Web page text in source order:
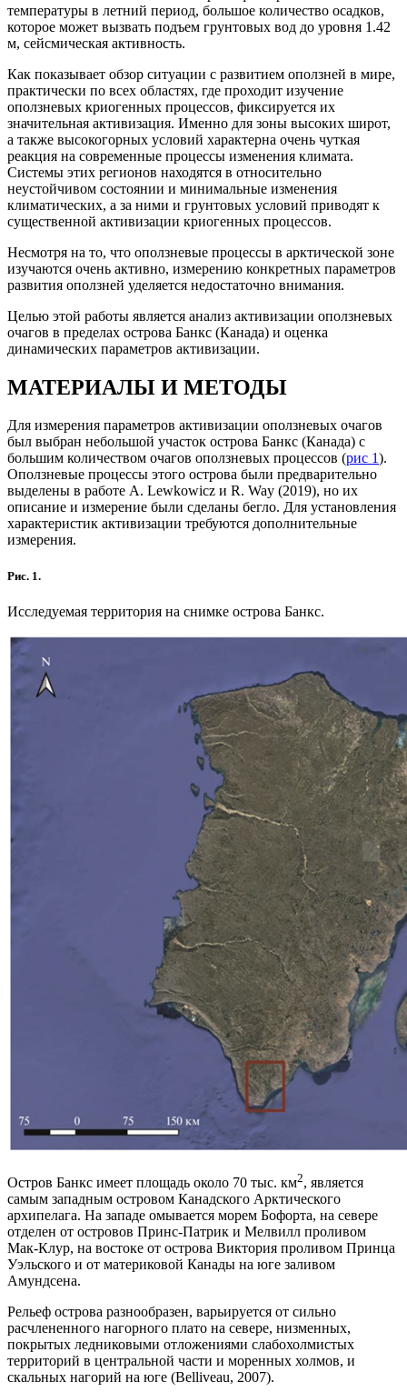
температуры в летний период, большое количество осадков,
которое может вызвать подъем грунтовых вод до уровня 1.42
м, сейсмическая активность.
Как показывает обзор ситуации с развитием оползней в мире,
практически по всех областях, где проходит изучение
оползневых криогенных процессов, фиксируется их
значительная активизация. Именно для зоны высоких широт,
а также высокогорных условий характерна очень чуткая
реакция на современные процессы изменения климата.
Системы этих регионов находятся в относительно
неустойчивом состоянии и минимальные изменения
климатических, а за ними и грунтовых условий приводят к
существенной активизации криогенных процессов.
Несмотря на то, что оползневые процессы в арктической зоне
изучаются очень активно, измерению конкретных параметров
развития оползней уделяется недостаточно внимания.
Целью этой работы является анализ активизации оползневых
очагов в пределах острова Банкс (Канада) и оценка
динамических параметров активизации.
МАТЕРИАЛЫ И МЕТОДЫ
Для измерения параметров активизации оползневых очагов
был выбран небольшой участок острова Банкс (Канада) с
большим количеством очагов оползневых процессов (рис 1).
Оползневые процессы этого острова были предварительно
выделены в работе A. Lewkowicz и R. Way (2019), но их
описание и измерение были сделаны бегло. Для установления
характеристик активизации требуются дополнительные
измерения.
Рис. 1.
Исследуемая территория на снимке острова Банкс.
Остров Банкс имеет площадь около 70 тыс. км2, является
самым западным островом Канадского Арктического
архипелага. На западе омывается морем Бофорта, на севере
отделен от островов Принс-Патрик и Мелвилл проливом
Мак-Клур, на востоке от острова Виктория проливом Принца
Уэльского и от материковой Канады на юге заливом
Амундсена.
Рельеф острова разнообразен, варьируется от сильно
расчлененного нагорного плато на севере, низменных,
покрытых ледниковыми отложениями слабохолмистых
территорий в центральной части и моренных холмов, и
скальных нагорий на юге (Belliveau, 2007).